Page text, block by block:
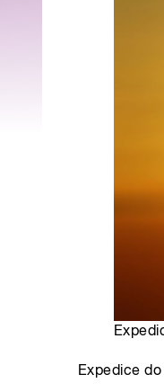
Expedice